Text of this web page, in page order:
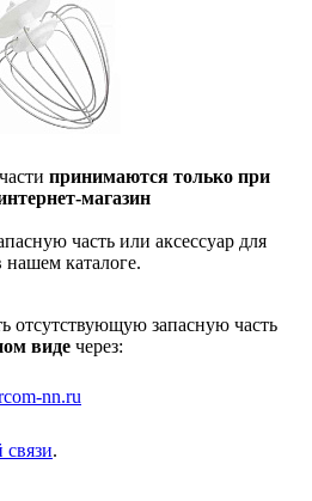
принимаются только при
магазин
часть или аксессуар для
нашем каталоге.
отсутствующую запасную часть
виде через:
nn.ru
.